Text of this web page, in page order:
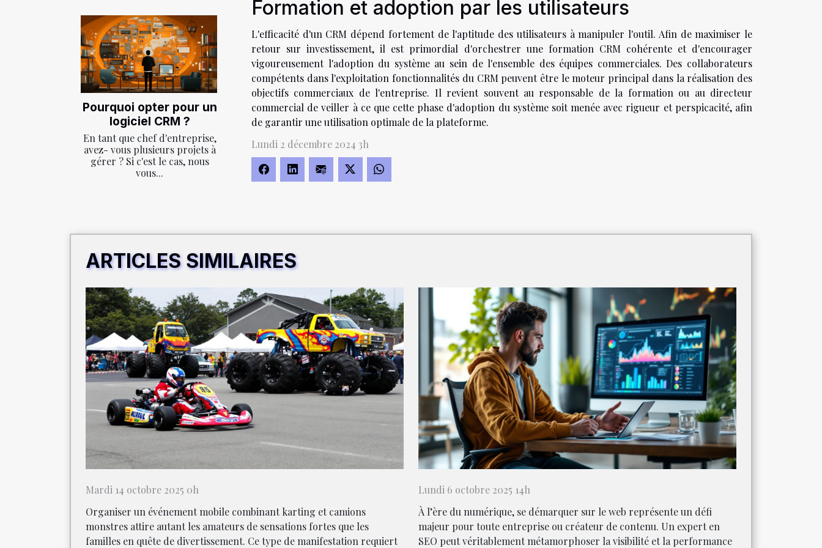
Pourquoi opter pour un
logiciel CRM ?
En tant que chef d'entreprise,
avez- vous plusieurs projets à
gérer ? Si c'est le cas, nous
vous...
Formation et adoption par les utilisateurs
L'efficacité d'un CRM dépend fortement de l'aptitude des utilisateurs à manipuler l'outil. Afin de maximiser le
retour sur investissement, il est primordial d'orchestrer une formation CRM cohérente et d'encourager
vigoureusement l'adoption du système au sein de l'ensemble des équipes commerciales. Des collaborateurs
compétents dans l'exploitation fonctionnalités du CRM peuvent être le moteur principal dans la réalisation des
objectifs commerciaux de l'entreprise. Il revient souvent au responsable de la formation ou au directeur
commercial de veiller à ce que cette phase d'adoption du système soit menée avec rigueur et perspicacité, afin
de garantir une utilisation optimale de la plateforme.
Lundi 2 décembre 2024 3h
ARTICLES SIMILAIRES
Mardi 14 octobre 2025 0h
Organiser un événement mobile combinant karting et camions
monstres attire autant les amateurs de sensations fortes que les
familles en quête de divertissement. Ce type de manifestation requiert
Lundi 6 octobre 2025 14h
À l’ère du numérique, se démarquer sur le web représente un défi
majeur pour toute entreprise ou créateur de contenu. Un expert en
SEO peut véritablement métamorphoser la visibilité et la performance